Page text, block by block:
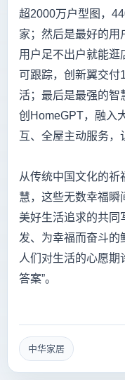
超2000万户型图，
家；然后是最好的用
用户足不出户就能逛
可跟踪，创新翼交付
活；最后是最强的智
创HomeGPT，融入
互、全屋主动服务，
从传统中国文化的祈
慧，这些无数幸福瞬
美好生活追求的共同
发、为幸福而奋斗的
人们对生活的心愿期
答案”。
中华家居